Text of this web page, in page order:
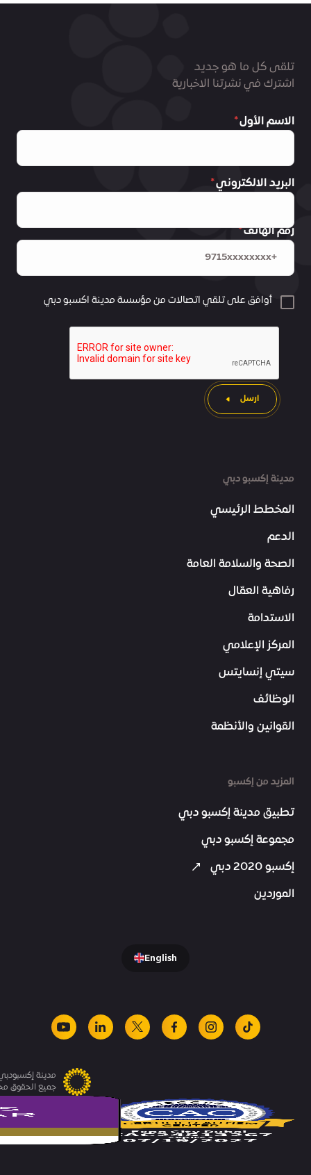
مدينة إكسبو دبي
المخطط الرئيسي
الدعم
الصحة والسلامة العامة
رفاهية العمّال
الاستدامة
المركز الإعلامي
سيتي إنسايتس
الوظائف
القوانين والأنظمة
المزيد من إكسبو
تطبيق مدينة إكسبو دبي
مجموعة إكسبو دبي
إكسبو 2020 دبي
الموردين
تلقى كل ما هو جديد
اشترك في نشرتنا الاخبارية
الاسم الأول
البريد الالكتروني
رقم الهاتف
أوافق على تلقي اتصالات من مؤسسة مدينة اكسبو دبي
ارسل
English
tiktok
instagram
facebook
x
linkedin
youtube
مدينة
جميع الحقوق